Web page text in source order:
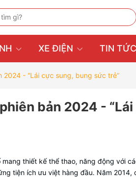
XE ĐIỆN TIN TỨC
2024 - “Lái cực sung, bung sức trẻ”
bản 2024 -
mang thiết kế thể thao, năng động với
tiện ích ưu việt hàng đầu. Năm 2014,